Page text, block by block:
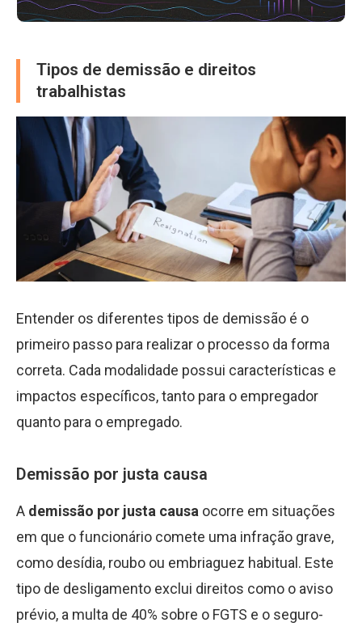
Tipos de demissão e direitos
trabalhistas
Entender os diferentes tipos de demissão é o
primeiro passo para realizar o processo da forma
correta. Cada modalidade possui características e
impactos específicos, tanto para o empregador
quanto para o empregado.
Demissão por justa causa
A demissão por justa causa ocorre em situações
em que o funcionário comete uma infração grave,
como desídia, roubo ou embriaguez habitual. Este
tipo de desligamento exclui direitos como o aviso
prévio, a multa de 40% sobre o FGTS e o seguro-